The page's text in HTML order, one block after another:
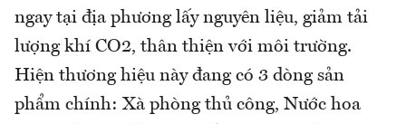
ngay tại địa phương lấy nguyên liệu, giảm tải
lượng khí CO2, thân thiện với môi trường.
Hiện thương hiệu này đang có 3 dòng sản
phẩm chính: Xà phòng thủ công, Nước hoa